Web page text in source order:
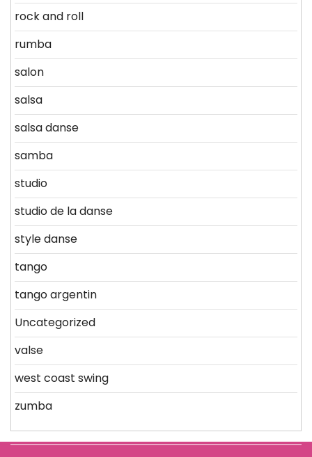
rock and roll
rumba
salon
salsa
salsa danse
samba
studio
studio de la danse
style danse
tango
tango argentin
Uncategorized
valse
west coast swing
zumba